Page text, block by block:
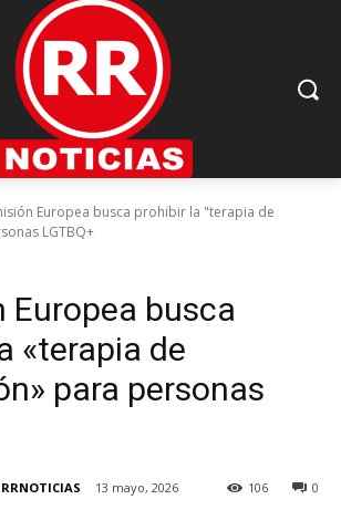
Europea busca prohibir la "terapia de
LGTBQ+
Europea busca
«terapia de
para personas
13 mayo, 2026 0
106